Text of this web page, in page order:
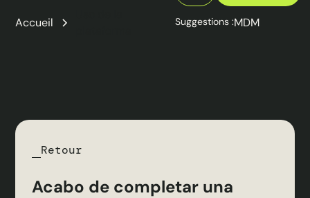
Accueil Suggestions :MDM
Retour
Acabo de completar una